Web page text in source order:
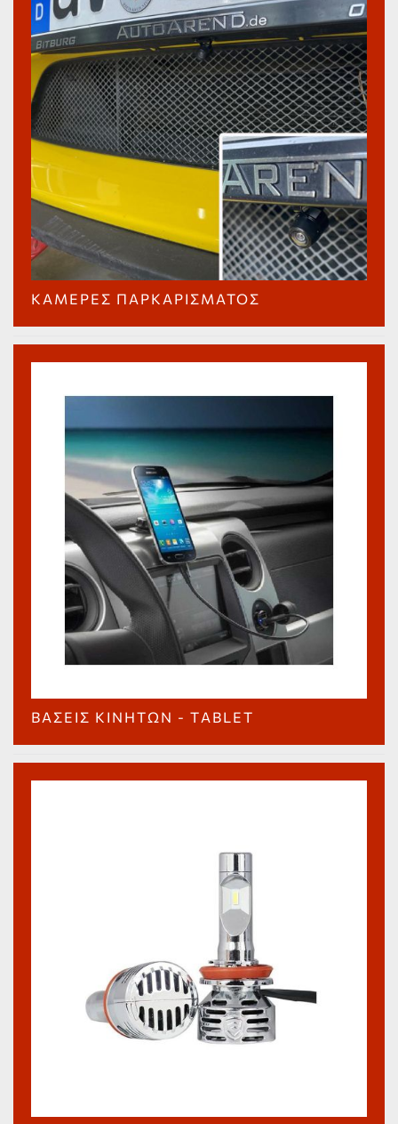
ΚΆΜΕΡΕΣ ΠΑΡΚΑΡΊΣΜΑΤΟΣ
ΒΆΣΕΙΣ ΚΙΝΗΤΏΝ - ΤABLET